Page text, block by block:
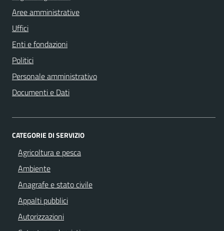
Aree amministrative
Uffici
Enti e fondazioni
Politici
Personale amministrativo
Documenti e Dati
CATEGORIE DI SERVIZIO
Agricoltura e pesca
Ambiente
Anagrafe e stato civile
Appalti pubblici
Autorizzazioni